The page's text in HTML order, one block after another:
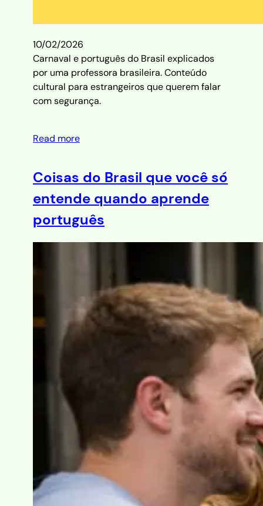
10/02/2026
Carnaval e português do Brasil explicados
por uma professora brasileira. Conteúdo
cultural para estrangeiros que querem falar
com segurança.
Read more
Coisas do Brasil que você só
entende quando aprende
português